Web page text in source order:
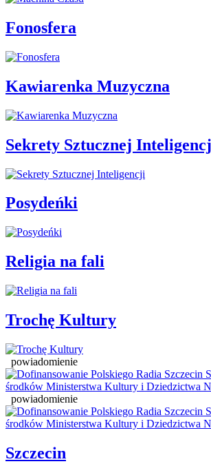
Fonosfera
Kawiarenka Muzyczna
Sekrety Sztucznej
Posydeńki
Religia na fali
Trochę Kultury
powiadomienie
powiadomienie
Szczecin